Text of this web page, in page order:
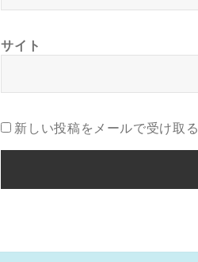
サイト
新しい投稿をメールで受け取る